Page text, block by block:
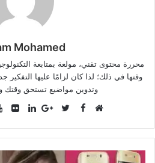
Mohamed
محررة محتوى تقني، مولعة بمتابعة
وقتها في ذلك؛ لذا كان لزامًا عليها التفكير
وتدوين مواضيع تستحق وقتك
Facebook